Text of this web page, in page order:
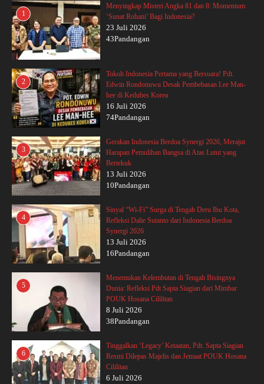
1
Menyingkap Misteri Angka 81 dan 8: Momentum
‘Sunat Rohani’ Bagi Indonesia?
23 Juli 2026
43Pandangan
2
Tokoh Indonesia Pertama yang Bersuara! Pdt.
Edwin Rondonuwu Desak Pembebasan Lee Man-
hee di Kedubes Korea
16 Juli 2026
74Pandangan
3
Gerakan Indonesia Berdoa Synergi 2026, Merajut
Harapan Pemulihan Bangsa di Atas Lutut yang
Bertekuk
13 Juli 2026
10Pandangan
4
Sinyal “Wi-Fi” Surga di Tengah Deru Ibu Kota,
Refleksi Dalie Sutanto dari Indonesia Berdoa
Synergi 2026
13 Juli 2026
16Pandangan
5
Menemukan Kelembutan di Tengah Bisingnya
Dunia: Refleksi Pdt Sapta Siagian dari Mimbar
POUK Hosana Cililitan
8 Juli 2026
38Pandangan
6
Tinggalkan ‘Legacy’ Ketaatan, Pdt. Sapta Siagian
Resmi Dilepas Majelis dan Jemaat POUK Hosana
Cililitan
6 Juli 2026